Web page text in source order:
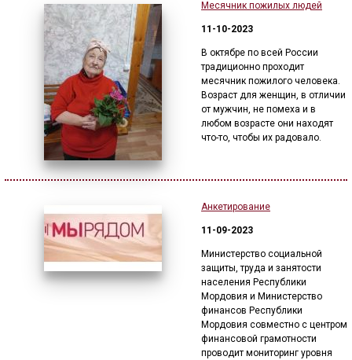
Месячник пожилых людей
11-10-2023
В октябре по всей России
традиционно проходит
месячник пожилого человека.
Возраст для женщин, в отличии
от мужчин, не помеха и в
любом возрасте они находят
что-то, чтобы их радовало.
Анкетирование
11-09-2023
Министерство социальной
защиты, труда и занятости
населения Республики
Мордовия и Министерство
финансов Республики
Мордовия совместно с центром
финансовой грамотности
проводит мониторинг уровня